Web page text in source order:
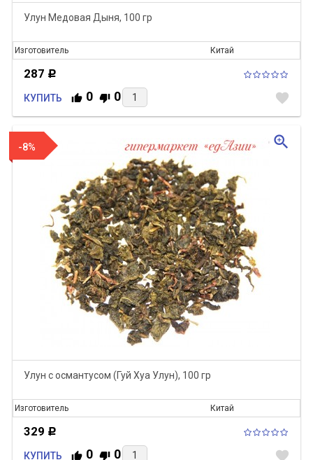
Улун Медовая Дыня, 100 гр
Изготовитель Китай
287 Р
КУПИТЬ 0 0 favorite
-8%
Улун с османтусом (Гуй Хуа Улун), 100 гр
Изготовитель Китай
329 Р
КУПИТЬ 0 0 favorite
zoom_in